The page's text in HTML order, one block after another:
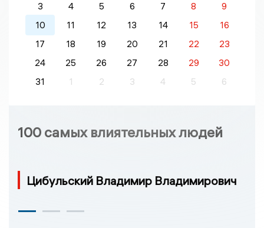
3
4 5 6 7 8
9
10
11 12 13 14 15
16
17
18 19 20 21 22
23
24
25 26 27 28 29
30
31
1 2 3 4 5 6
100 самых влиятельных людей
Цибульский Владимир Владимирович